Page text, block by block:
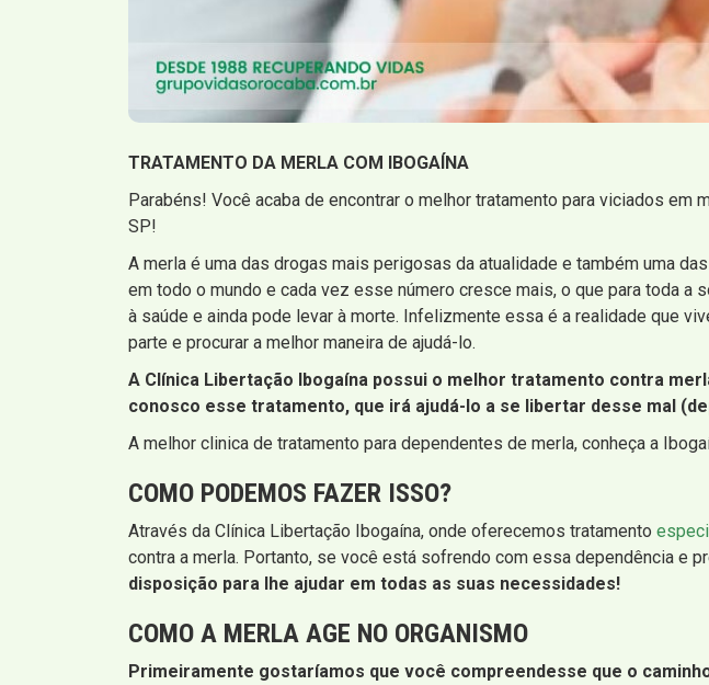
TRATAMENTO DA MERLA COM IBOGAÍNA
Parabéns! Você acaba de encontrar o melhor tratamento para viciados
SP!
A merla é uma das drogas mais perigosas da atualidade e também uma
em todo o mundo e cada vez esse número cresce mais, o que para toda
à saúde e ainda pode levar à morte. Infelizmente essa é a realidade que
parte e procurar a melhor maneira de ajudá-lo.
A Clínica Libertação Ibogaína possui o melhor tratamento contra
conosco esse tratamento, que irá ajudá-lo a se libertar desse mal
A melhor clinica de tratamento para dependentes de merla, conheça a
COMO PODEMOS FAZER ISSO?
Através da Clínica Libertação Ibogaína, onde oferecemos tratamento
contra a merla. Portanto, se você está sofrendo com essa dependência e
disposição para lhe ajudar em todas as suas necessidades!
COMO A MERLA AGE NO ORGANISMO
Primeiramente gostaríamos que você compreendesse que o